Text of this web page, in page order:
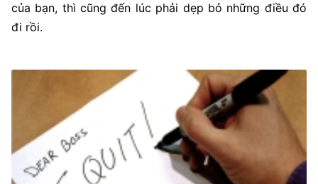
của bạn, thì cũng đến lúc phải dẹp bỏ những điều đó
đi rồi.